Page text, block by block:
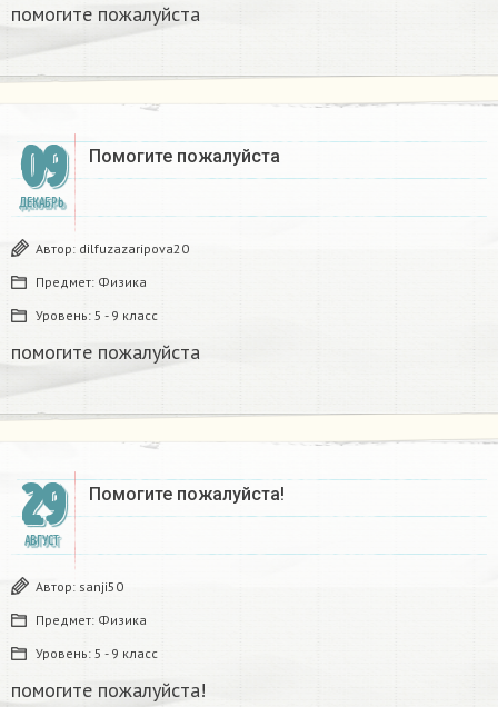
помогите пожалуйста​
09
ДЕКАБРЬ
Помогите пожалуйста​
Автор: dilfuzazaripova20
Предмет: Физика
Уровень: 5 - 9 класс
помогите пожалуйста​
29
АВГУСТ
Помогите пожалуйста!​
Автор: sanji50
Предмет: Физика
Уровень: 5 - 9 класс
помогите пожалуйста!​